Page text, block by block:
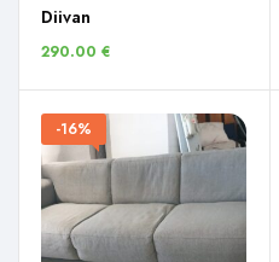
Diivan
290.00 €
-16%